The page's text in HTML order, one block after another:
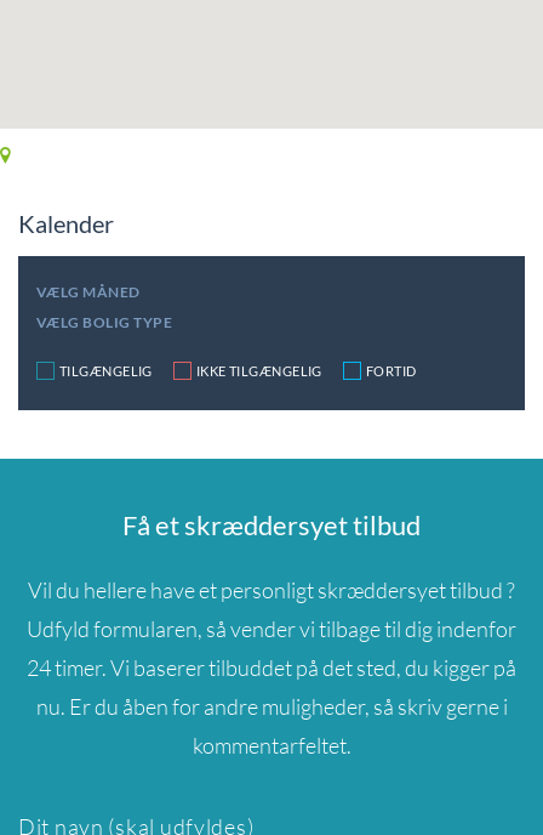
Kalender
VÆLG MÅNED
VÆLG BOLIG TYPE
TILGÆNGELIG IKKE TILGÆNGELIG FORTID
Få et skræddersyet tilbud
Vil du hellere have et personligt skræddersyet tilbud ?
Udfyld formularen, så vender vi tilbage til dig indenfor
24 timer. Vi baserer tilbuddet på det sted, du kigger på
nu. Er du åben for andre muligheder, så skriv gerne i
kommentarfeltet.
Dit navn (skal udfyldes)